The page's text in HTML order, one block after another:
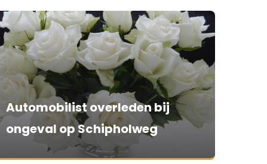
Automobilist overleden bij
ongeval op Schipholweg